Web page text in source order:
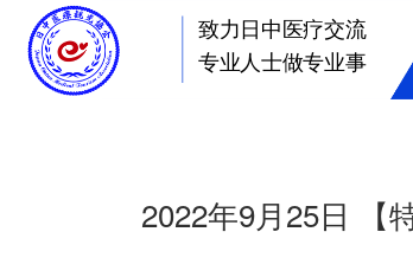
致力日中医疗交流
专业人士做专业事
2022年9月25日 【